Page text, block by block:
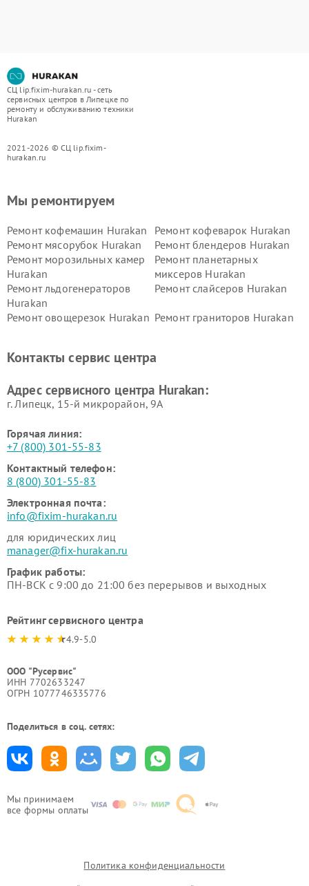
СЦ lip.fixim-hurakan.ru - сеть
сервисных центров в Липецке по
ремонту и обслуживанию техники
Hurakan
2021-2026 © СЦ lip.fixim-
hurakan.ru
Мы принимаем
все формы оплаты
Мы ремонтируем
Ремонт кофемашин Hurakan
Ремонт кофеварок Hurakan
Ремонт мясорубок Hurakan
Ремонт блендеров Hurakan
Ремонт морозильных камер
Hurakan
Ремонт планетарных
миксеров Hurakan
Ремонт льдогенераторов
Hurakan
Ремонт слайсеров Hurakan
Ремонт овощерезок Hurakan Ремонт граниторов Hurakan
Hurakan
Контакты сервис центра
Адрес сервисного центра Hurakan:
г. Липецк, 15-й микрорайон, 9А
Горячая линия:
+7 (800) 301-55-83
Контактный телефон:
8 (800) 301-55-83
Электронная почта:
info@fixim-hurakan.ru
для юридических лиц
manager@fix-hurakan.ru
График работы:
ПН-ВСК с 9:00 до 21:00 без перерывов и выходных
Рейтинг сервисного центра
4.9-5.0
ООО "Русервис"
ИНН 7702633247
ОГРН 1077746335776
Поделиться в соц. сетях:
Политика конфиденциальности